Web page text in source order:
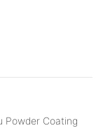
Powder Coating